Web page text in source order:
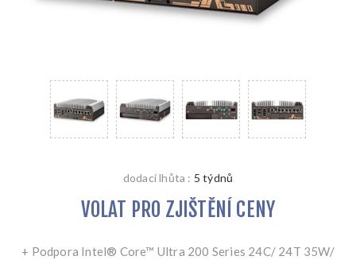
dodací lhůta : 5 týdnů
VOLAT PRO ZJIŠTĚNÍ CENY
+ Podpora Intel® Core™ Ultra 200 Series 24C/ 24T 35W/